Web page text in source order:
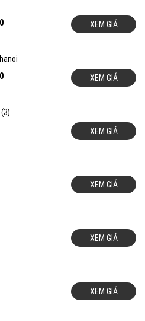
XEM GIÁ
XEM GIÁ
XEM GIÁ
XEM GIÁ
XEM GIÁ
XEM GIÁ